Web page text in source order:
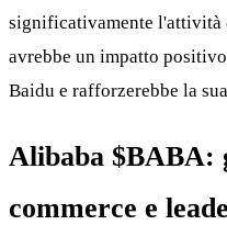
significativamente l'attività
avrebbe un impatto
Baidu e rafforzerebbe la
Alibaba $BABA:
commerce e